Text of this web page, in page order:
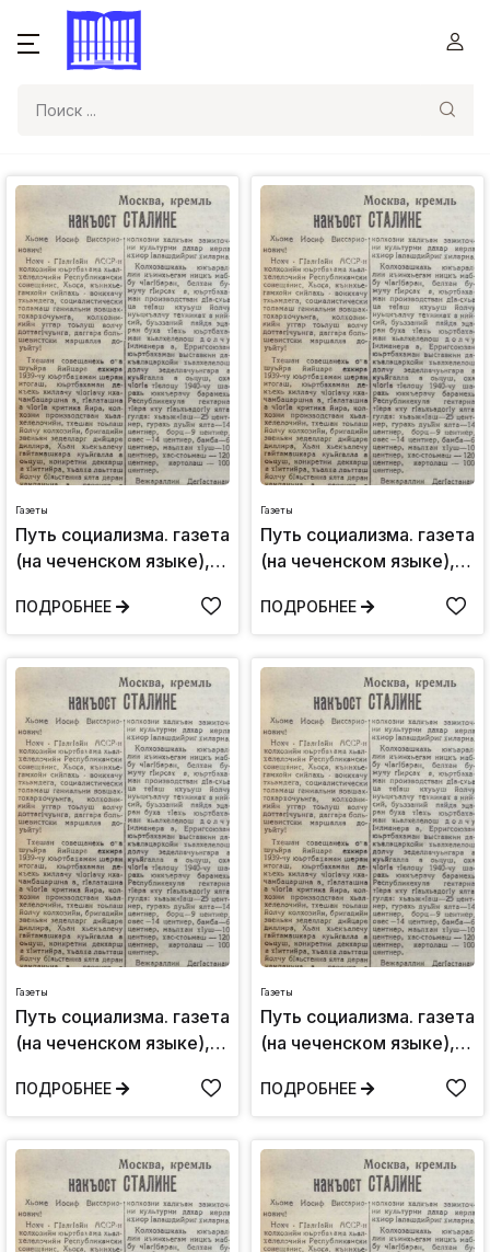
Газеты
Путь социализма. газета
(на чеченском языке),
№14
ПОДРОБНЕЕ
Газеты
Путь социализма. газета
(на чеченском языке),
№40
ПОДРОБНЕЕ
Газеты
Путь социализма. газета
(на чеченском языке),
№75(389)
ПОДРОБНЕЕ
Газеты
Путь социализма. газета
(на чеченском языке),
№37(244)
ПОДРОБНЕЕ